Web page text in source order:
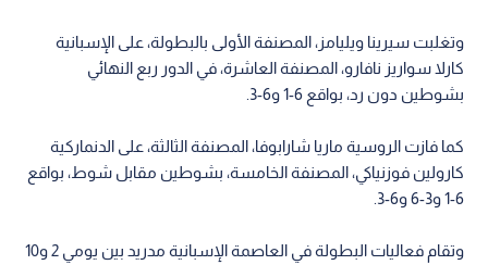
وتغلبت سيرينا ويليامز، المصنفة الأولى بالبطولة، على الإسبانية
كارلا سواريز نافارو، المصنفة العاشرة، في الدور ربع النهائي
بشوطين دون رد، بواقع 6-1 و6-3.
كما فازت الروسية ماريا شارابوفا، المصنفة الثالثة، على الدنماركية
كارولين فوزنياكي، المصنفة الخامسة، بشوطين مقابل شوط، بواقع
6-1 و3-6 و6-3.
وتقام فعاليات البطولة في العاصمة الإسبانية مدريد بين يومي 2 و10